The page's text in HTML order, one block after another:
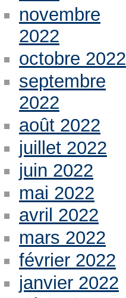
novembre
2022
octobre 2022
septembre
2022
août 2022
juillet 2022
juin 2022
mai 2022
avril 2022
mars 2022
février 2022
janvier 2022